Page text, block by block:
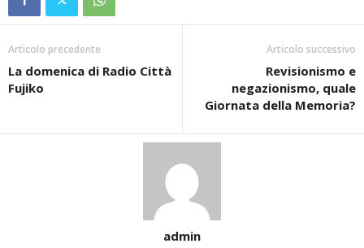
Articolo precedente
La domenica di Radio Città
Fujiko
Articolo successivo
Revisionismo e
negazionismo, quale
Giornata della Memoria?
admin